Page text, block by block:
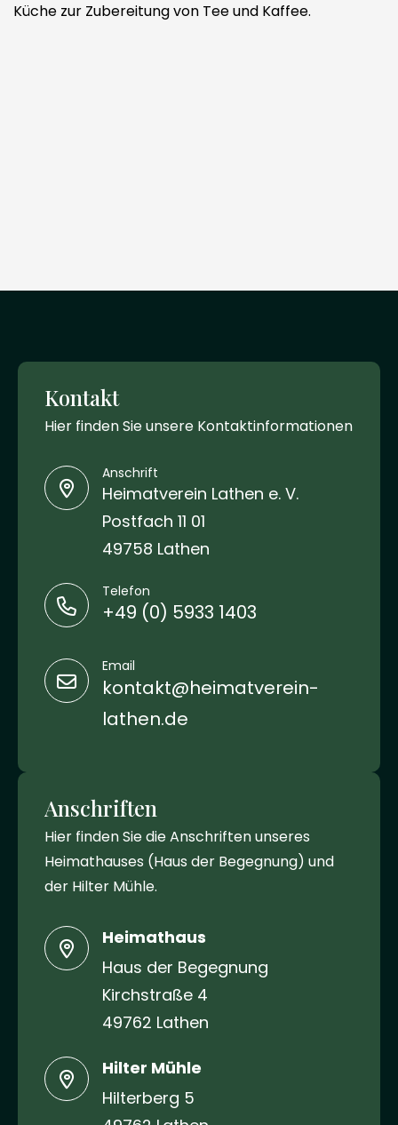
Küche zur Zubereitung von Tee und Kaffee.
Kontakt
Hier finden Sie unsere Kontaktinformationen
Anschrift
Heimatverein Lathen e. V.
Postfach 11 01
49758 Lathen
Telefon
+49 (0) 5933 1403
Email
kontakt@heimatverein-
lathen.de
Anschriften
Hier finden Sie die Anschriften unseres
Heimathauses (Haus der Begegnung) und
der Hilter Mühle.
Heimathaus
Haus der Begegnung
Kirchstraße 4
49762 Lathen
Hilter Mühle
Hilterberg 5